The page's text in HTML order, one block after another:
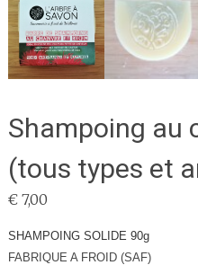
Shampoing au
(tous types et
€7,00
SHAMPOING SOLIDE 90g
FABRIQUE A FROID (SAF)